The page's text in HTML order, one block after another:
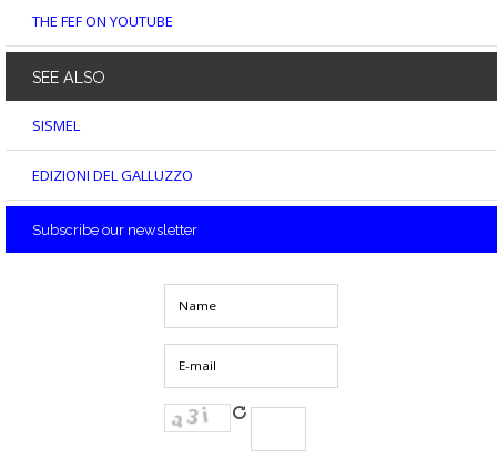
THE FEF ON YOUTUBE
SEE ALSO
SISMEL
EDIZIONI DEL GALLUZZO
Subscribe our newsletter